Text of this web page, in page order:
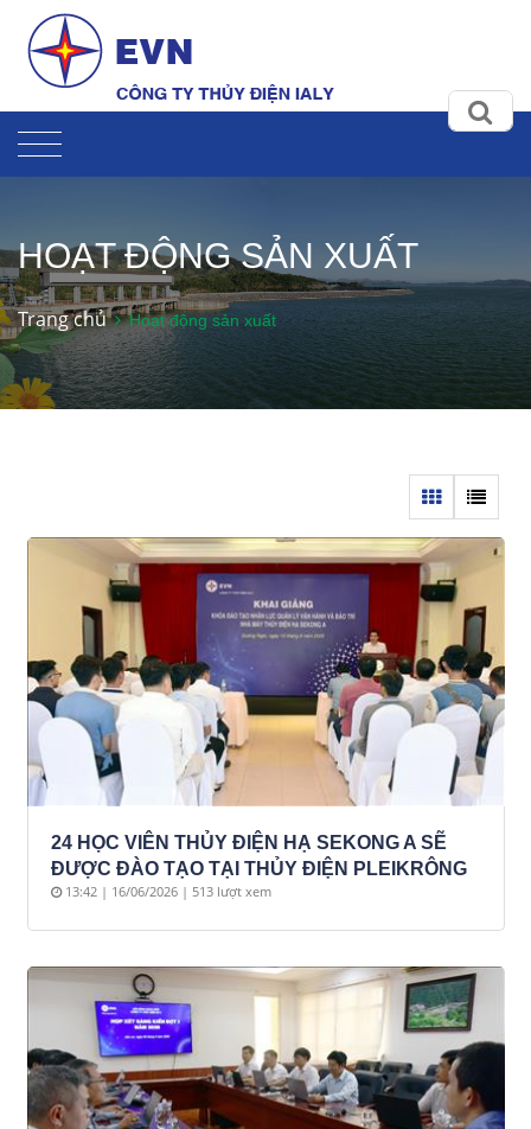
HOẠT ĐỘNG SẢN XUẤT
Trang chủ Hoạt động sản xuất
24 HỌC VIÊN THỦY ĐIỆN HẠ SEKONG A SẼ
ĐƯỢC ĐÀO TẠO TẠI THỦY ĐIỆN PLEIKRÔNG
13:42 | 16/06/2026 | 513 lượt xem